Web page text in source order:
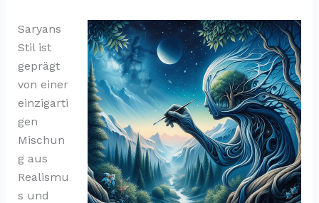
Saryans
Stil ist
geprägt
von einer
einzigarti
gen
Mischun
g aus
Realismu
s und